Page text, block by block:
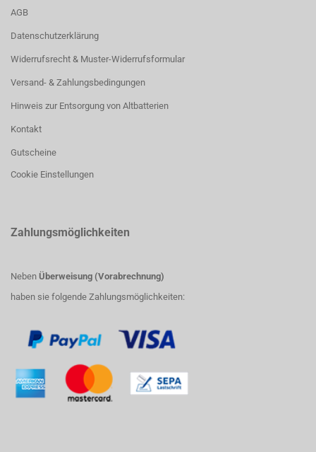
AGB
Datenschutzerklärung
Widerrufsrecht & Muster-Widerrufsformular
Versand- & Zahlungsbedingungen
Hinweis zur Entsorgung von Altbatterien
Kontakt
Gutscheine
Cookie Einstellungen
Zahlungsmöglichkeiten
Neben Überweisung (Vorabrechnung)
haben sie folgende Zahlungsmöglichkeiten: